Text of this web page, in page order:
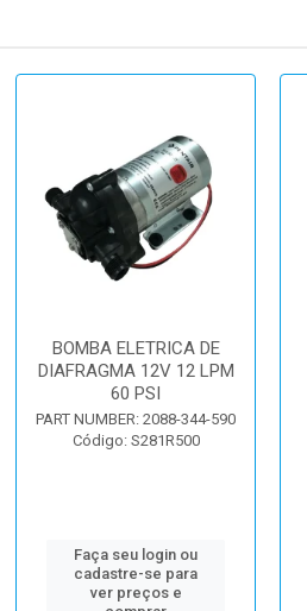
BOMBA ELETRICA DE
DIAFRAGMA 12V 12 LPM
60 PSI
PART NUMBER: 2088-344-590
Código: S281R500
Faça seu login ou
cadastre-se para
ver preços e